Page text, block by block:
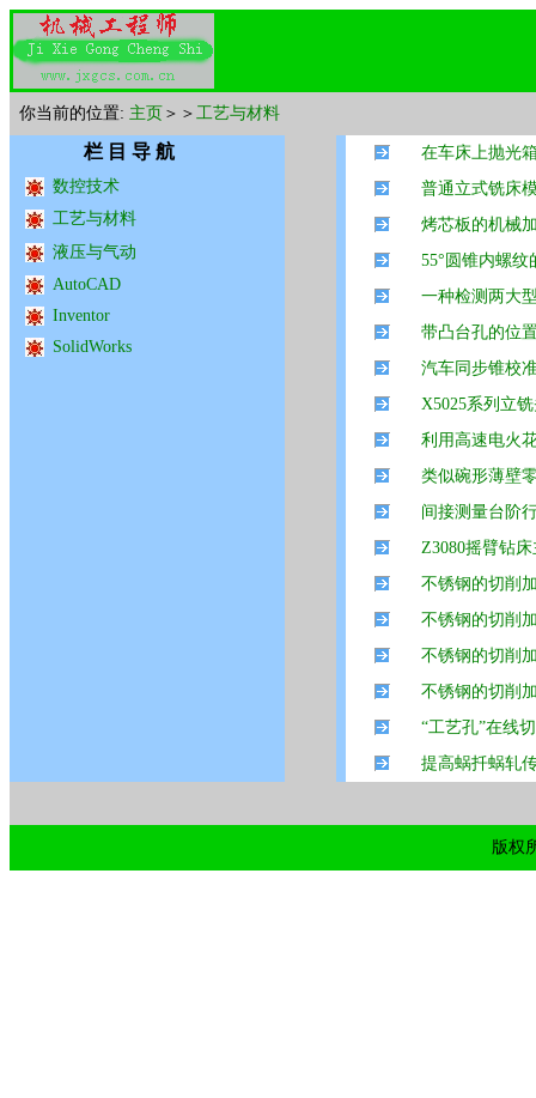
你当前的位置: 主页 ＞＞ 工艺与材料
栏 目 导 航
数控技术
工艺与材料
液压与气动
AutoCAD
Inventor
SolidWorks
在车床上抛光
普通立式铣床
烤芯板的机械
55°圆锥内螺
一种检测两大
带凸台孔的位
汽车同步锥校
X5025系列立
利用高速电火
类似碗形薄壁
间接测量台阶
Z3080摇臂钻
不锈钢的切削
不锈钢的切削
不锈钢的切削
不锈钢的切削
“工艺孔”在线
提高蜗扦蜗轧
版权